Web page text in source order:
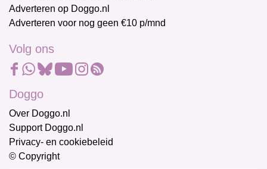
Adverteren op Doggo.nl
Adverteren voor nog geen €10 p/mnd
Volg ons
Doggo
Over Doggo.nl
Support Doggo.nl
Privacy- en cookiebeleid
© Copyright